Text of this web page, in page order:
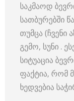
საკმაოდ
სათბურებში
თუმცა (ჩვენი
გემო, სუნი .
სიტუაცია
ფაქტია, რომ
ხედვებია